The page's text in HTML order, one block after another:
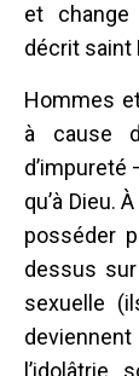
et
décrit saint
Hommes
à cause
d’impureté
qu’à Dieu.
posséder
dessus
sexuelle
l’idolâtrie,